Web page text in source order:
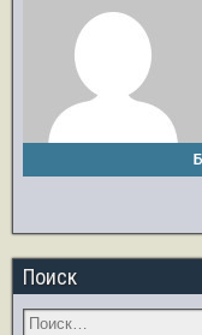
Поиск